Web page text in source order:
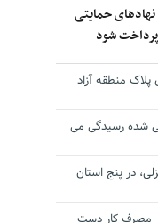
حمایتی
شود
منطقه آزاد
شده رسیدگی می
در پنج استان